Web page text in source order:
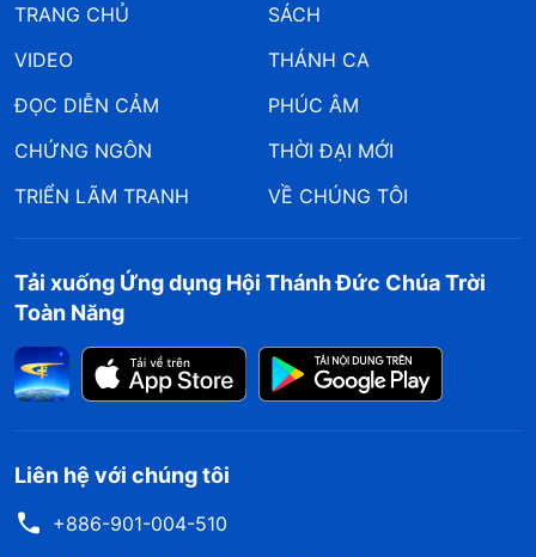
TRANG CHỦ
SÁCH
VIDEO
THÁNH CA
ĐỌC DIỄN CẢM
PHÚC ÂM
CHỨNG NGÔN
THỜI ĐẠI MỚI
TRIỂN LÃM TRANH
VỀ CHÚNG TÔI
Tải xuống Ứng dụng Hội Thánh Đức Chúa Trời
Toàn Năng
Liên hệ với chúng tôi
+886-901-004-510